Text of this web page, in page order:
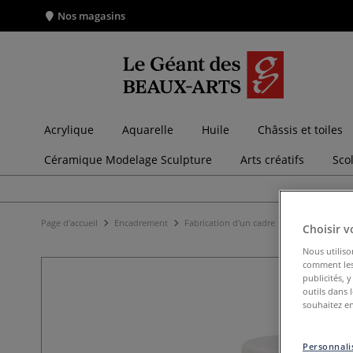
Nos magasins
Acrylique Aquarelle Huile Châssis et toiles
Céramique Modelage Sculpture
Arts créatifs
Page d'accueil Encadrement Fabrication d'un cadre Dorure du
Choisir
Nous
comment
publicités, y
outils dans
souhaitez